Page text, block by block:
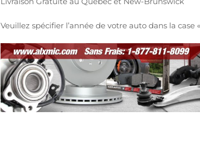
Veuillez spécifier l’année de votre auto dans la